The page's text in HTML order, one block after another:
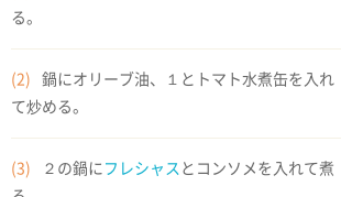
る。
(2)
鍋にオリーブ油、１とトマト水煮缶を入れ
て炒める。
(3) ２の鍋に フレシャス とコンソメを入れて煮